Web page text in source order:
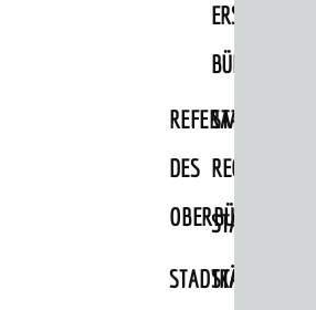
ERSTEN
REFERAT
DES
STABSSTELLE
RECHT
STADTKÄMMEREI